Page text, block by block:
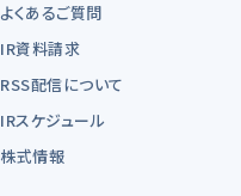
よくあるご質問
IR資料請求
RSS配信について
IRスケジュール
株式情報